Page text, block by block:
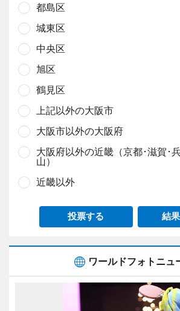
都島区
城東区
中央区
旭区
鶴見区
上記以外の大阪市
大阪市以外の大阪府
大阪府以外の近畿（京都･滋賀･
山）
近畿以外
投票する 結
ワールドフォトニュ